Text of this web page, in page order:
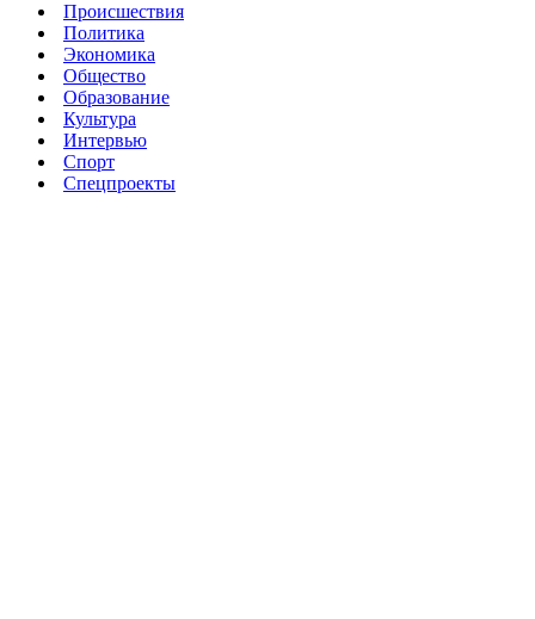
Происшествия
Политика
Экономика
Общество
Образование
Культура
Интервью
Спорт
Спецпроекты